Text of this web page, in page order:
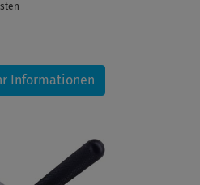
Informationen